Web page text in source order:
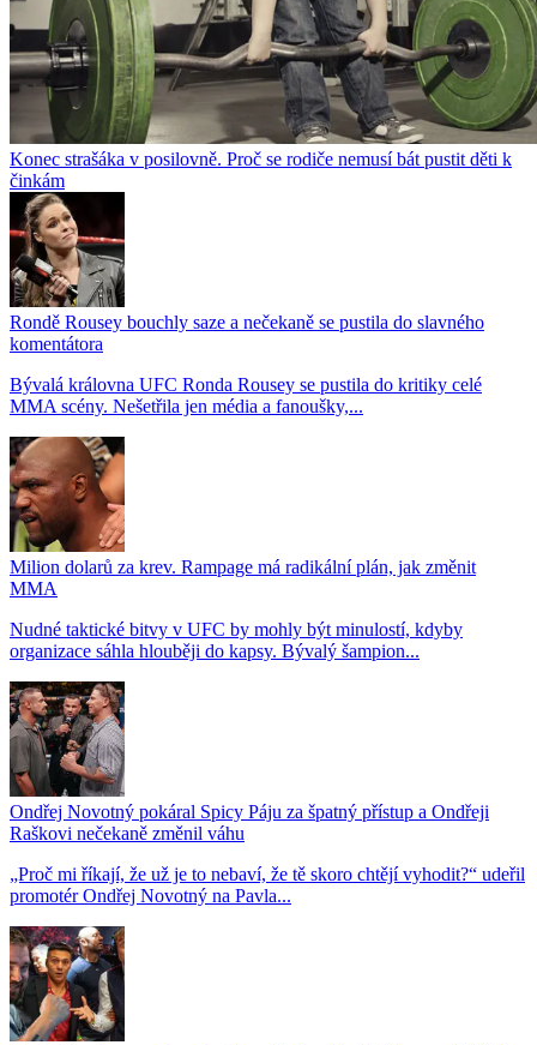
Konec strašáka v posilovně. Proč se rodiče nemusí bát pustit děti k
činkám
Rondě Rousey bouchly saze a nečekaně se pustila do slavného
komentátora
Bývalá královna UFC Ronda Rousey se pustila do kritiky celé
MMA scény. Nešetřila jen média a fanoušky,...
Milion dolarů za krev. Rampage má radikální plán, jak změnit
MMA
Nudné taktické bitvy v UFC by mohly být minulostí, kdyby
organizace sáhla hlouběji do kapsy. Bývalý šampion...
Ondřej Novotný pokáral Spicy Páju za špatný přístup a Ondřeji
Raškovi nečekaně změnil váhu
„Proč mi říkají, že už je to nebaví, že tě skoro chtějí vyhodit?“ udeřil
promotér Ondřej Novotný na Pavla...